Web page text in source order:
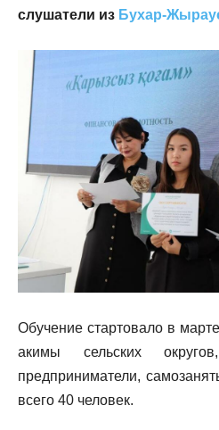
слушатели из Бухар-
Обучение стартовало в
акимы сельских
предприниматели,
всего 40 человек.